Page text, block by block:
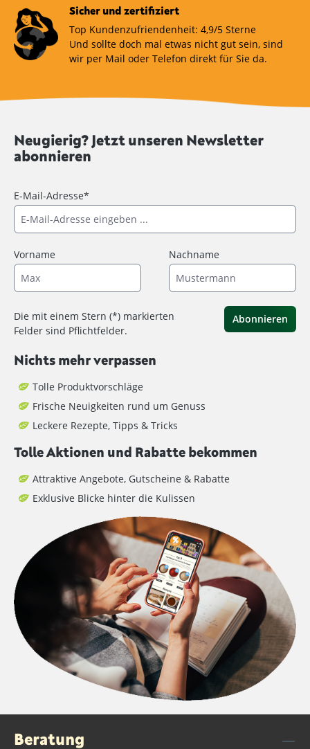
Sicher und zertifiziert
Top Kundenzufriendenheit: 4,9/5 Sterne
Und sollte doch mal etwas nicht gut sein, sind
wir per Mail oder Telefon direkt für Sie da.
Neugierig? Jetzt unseren Newsletter
abonnieren
E-Mail-Adresse*
Vorname Nachname
Die mit einem Stern (*) markierten
Felder sind Pflichtfelder.
Abonnieren
Nichts mehr verpassen
Tolle Produktvorschläge
Frische Neuigkeiten rund um Genuss
Leckere Rezepte, Tipps & Tricks
Tolle Aktionen und Rabatte bekommen
Attraktive Angebote, Gutscheine & Rabatte
Exklusive Blicke hinter die Kulissen
Beratung